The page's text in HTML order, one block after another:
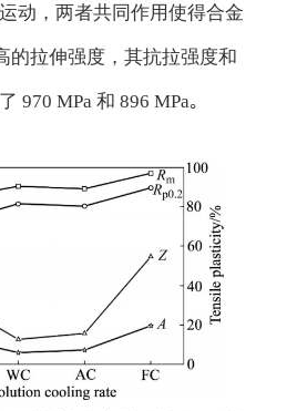
动，两者共同作用使得合金
的拉伸强度，其抗拉强度和
970 MPa 和 896 MPa｡